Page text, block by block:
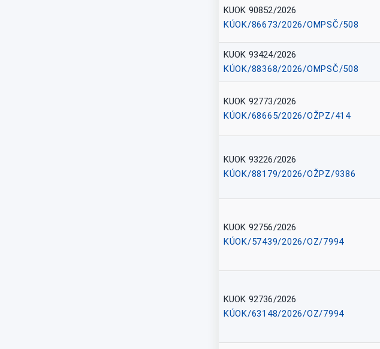
KUOK 90852/2026
KÚOK/86673/2026/OMPSČ/508
KUOK 93424/2026
KÚOK/88368/2026/OMPSČ/508
KUOK 92773/2026
KÚOK/68665/2026/OŽPZ/414
KUOK 93226/2026
KÚOK/88179/2026/OŽPZ/9386
KUOK 92756/2026
KÚOK/57439/2026/OZ/7994
KUOK 92736/2026
KÚOK/63148/2026/OZ/7994